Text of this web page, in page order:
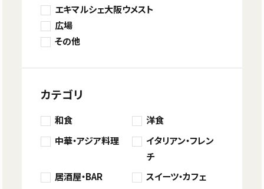
エキマルシェ大阪ウメスト
広場
その他
カテゴリ
和食
洋食
中華・アジア料理
イタリアン・フレン
チ
居酒屋・BAR
スイーツ・カフェ